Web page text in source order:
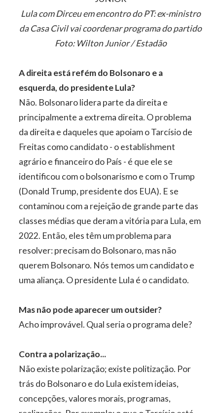
Lula com Dirceu em encontro do PT: ex-ministro
da Casa Civil vai coordenar programa do partido
Foto: Wilton Junior / Estadão
A direita está refém do Bolsonaro e a
esquerda, do presidente Lula?
Não. Bolsonaro lidera parte da direita e
principalmente a extrema direita. O problema
da direita e daqueles que apoiam o Tarcísio de
Freitas como candidato - o establishment
agrário e financeiro do País - é que ele se
identificou com o bolsonarismo e com o Trump
(Donald Trump, presidente dos EUA). E se
contaminou com a rejeição de grande parte das
classes médias que deram a vitória para Lula, em
2022. Então, eles têm um problema para
resolver: precisam do Bolsonaro, mas não
querem Bolsonaro. Nós temos um candidato e
uma aliança. O presidente Lula é o candidato.
Mas não pode aparecer um outsider?
Acho improvável. Qual seria o programa dele?
Contra a polarização...
Não existe polarização; existe politização. Por
trás do Bolsonaro e do Lula existem ideias,
concepções, valores morais, programas,